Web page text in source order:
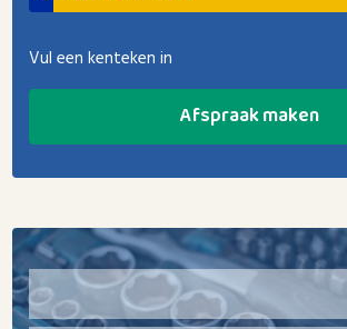
Vul een kenteken in
Afspraak maken